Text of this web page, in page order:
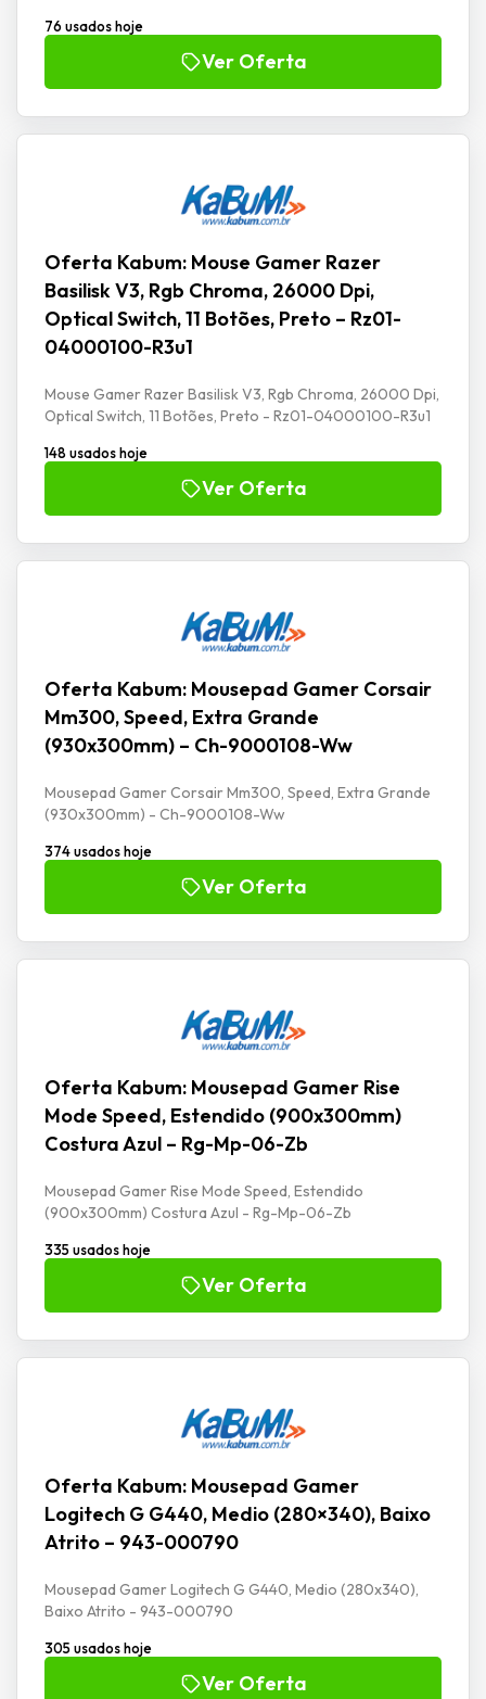
76 usados hoje
Ver Oferta
Oferta Kabum: Mouse Gamer Razer
Basilisk V3, Rgb Chroma, 26000 Dpi,
Optical Switch, 11 Botões, Preto – Rz01-
04000100-R3u1
Mouse Gamer Razer Basilisk V3, Rgb Chroma, 26000 Dpi,
Optical Switch, 11 Botões, Preto - Rz01-04000100-R3u1
148 usados hoje
Ver Oferta
Oferta Kabum: Mousepad Gamer Corsair
Mm300, Speed, Extra Grande
(930x300mm) – Ch-9000108-Ww
Mousepad Gamer Corsair Mm300, Speed, Extra Grande
(930x300mm) - Ch-9000108-Ww
374 usados hoje
Ver Oferta
Oferta Kabum: Mousepad Gamer Rise
Mode Speed, Estendido (900x300mm)
Costura Azul – Rg-Mp-06-Zb
Mousepad Gamer Rise Mode Speed, Estendido
(900x300mm) Costura Azul - Rg-Mp-06-Zb
335 usados hoje
Ver Oferta
Oferta Kabum: Mousepad Gamer
Logitech G G440, Medio (280×340), Baixo
Atrito – 943-000790
Mousepad Gamer Logitech G G440, Medio (280x340),
Baixo Atrito - 943-000790
305 usados hoje
Ver Oferta